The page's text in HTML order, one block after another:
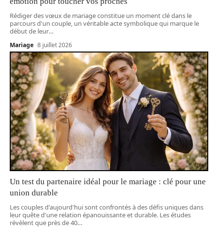
Rédiger des vœux de mariage constitue un moment clé dans le
parcours d'un couple, un véritable acte symbolique qui marque le
début de leur…
Mariage 8 juillet 2026
Un test du partenaire idéal pour le mariage : clé pour une
union durable
Les couples d'aujourd'hui sont confrontés à des défis uniques dans
leur quête d'une relation épanouissante et durable. Les études
révèlent que près de 40…